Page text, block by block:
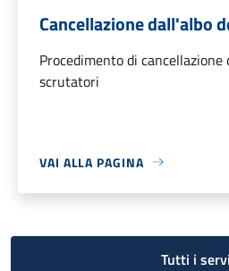
Cancellazione dall'albo
Procedimento di cancellazione
scrutatori
VAI ALLA PAGINA
Tutti i